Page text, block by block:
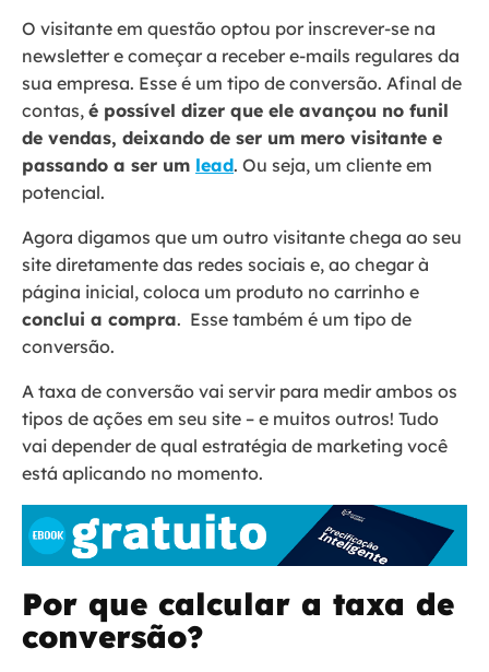
O visitante em questão optou por inscrever-se na
newsletter e começar a receber e-mails regulares da
sua empresa. Esse é um tipo de conversão. Afinal de
contas, é possível dizer que ele avançou no funil
de vendas, deixando de ser um mero visitante e
passando a ser um lead. Ou seja, um cliente em
potencial.
Agora digamos que um outro visitante chega ao seu
site diretamente das redes sociais e, ao chegar à
página inicial, coloca um produto no carrinho e
conclui a compra. Esse também é um tipo de
conversão.
A taxa de conversão vai servir para medir ambos os
tipos de ações em seu site – e muitos outros! Tudo
vai depender de qual estratégia de marketing você
está aplicando no momento.
Por que calcular a taxa de
conversão?